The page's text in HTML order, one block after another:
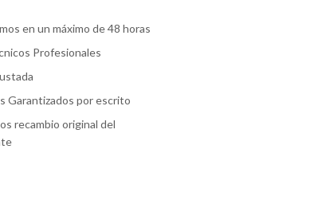
en un máximo de 48 horas
Profesionales
Garantizados por escrito
recambio original del